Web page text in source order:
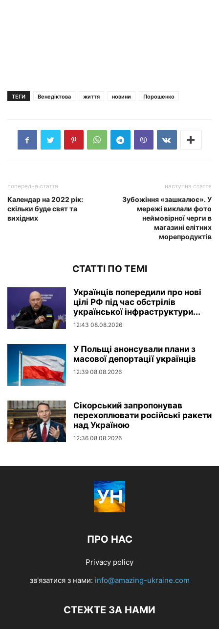
ТЕГИ Венедіктова життя новини Порошенко
попередня стаття
Календар на 2022 рік:
скільки буде свят та
вихідних
наступна стаття
Зубожіння «зашкалює». У
мережі виклали фото
неймовірної черги в
магазині елітних
морепродуктів
СТАТТІ ПО ТЕМІ
Українців попередили про нові
цілі РФ під час обстрілів
української інфраструктури...
12:43 08.08.2026
У Польщі анонсували плани з
масової депортації українців
12:39 08.08.2026
Сікорський запропонував
перехоплювати російські ракети
над Україною
12:36 08.08.2026
ПРО НАС
Privacy policy
зв'язатися з нами: info@amazing-ukraine.com
СТЕЖТЕ ЗА НАМИ